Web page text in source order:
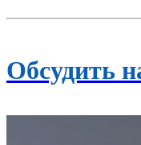
Обсудить